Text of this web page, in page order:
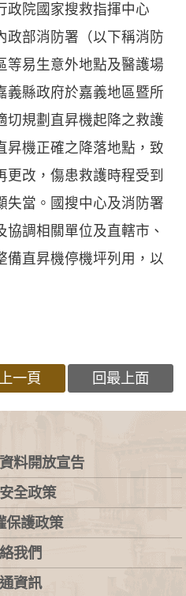
院國家搜救指揮中心
政部消防署（以下稱消防
等易生意外地點及醫護場
義縣政府於嘉義地區暨所
切規劃直昇機起降之救護
昇機正確之降落地點，致
改，傷患救護時程受到
失當。國搜中心及消防署
調相關單位及直轄市、
備直昇機停機坪列用，以
一頁 回最上面
料開放宣告
全政策
保護政策
我們
資訊